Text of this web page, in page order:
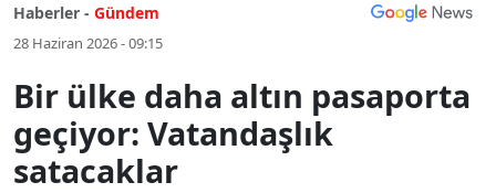
Haberler - Gündem
28 Haziran 2026 - 09:15
Bir ülke daha altın pasaporta
geçiyor: Vatandaşlık
satacaklar